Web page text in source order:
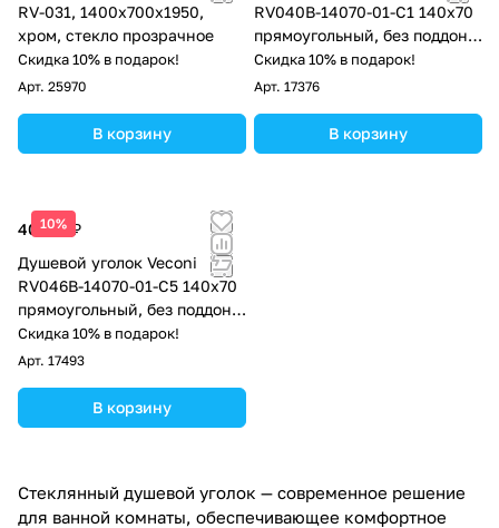
RV-031, 1400х700х1950,
хром, стекло прозрачное
Скидка 10% в подарок!
Арт. 25970
В корзину
RV040B-14070-01-C1 140х70
прямоугольный, без поддона,
прозрачное стекло, чёрный
матовый
Скидка 10% в подарок!
Арт. 17376
В корзину
10%
40 787 ₽
Душевой уголок Veconi
RV046B-14070-01-C5 140х70
прямоугольный, без поддона,
прозрачное стекло, чёрный
матовый
Скидка 10% в подарок!
Арт. 17493
В корзину
Стеклянный душевой уголок — современное решение
для ванной комнаты, обеспечивающее комфортное